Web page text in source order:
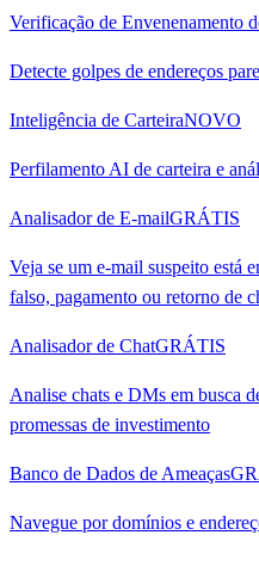
Verificação de Envenenamento
Detecte golpes de endereços
Inteligência de CarteiraNOVO
Perfilamento AI de carteira e
Analisador de E-mailGRÁTIS
Veja se um e-mail suspeito está
falso, pagamento ou retorno de
Analisador de ChatGRÁTIS
Analise chats e DMs em busca
promessas de investimento
Banco de Dados de Ameaças
Navegue por domínios e